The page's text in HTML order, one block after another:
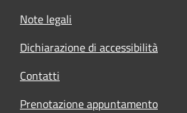
Note legali
Dichiarazione di accessibilità
Contatti
Prenotazione appuntamento